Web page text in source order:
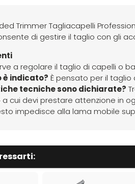
Trimmer Tagliacapelli
di gestire il taglio con gli
a regolare il taglio di capelli o
è indicato? È pensato per il taglio
tecniche sono dichiarate?
a cui devi prestare attenzione in
impedisce alla lama mobile